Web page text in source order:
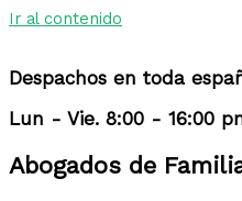
Ir al contenido
Despachos en toda
Lun - Vie. 8:00 - 16:00
Abogados de